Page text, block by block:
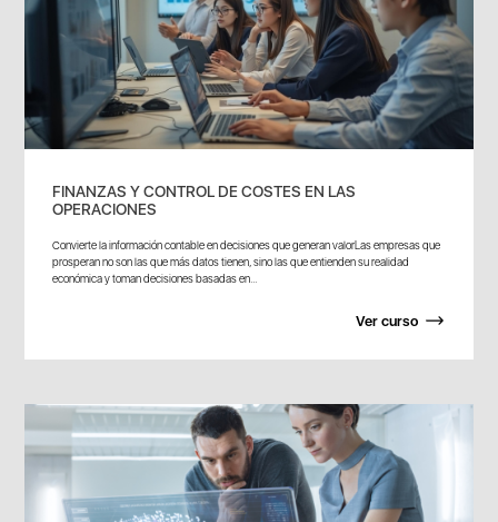
FINANZAS Y CONTROL DE COSTES EN LAS
OPERACIONES
Convierte la información contable en decisiones que generan valorLas empresas que
prosperan no son las que más datos tienen, sino las que entienden su realidad
económica y toman decisiones basadas en...
Ver curso